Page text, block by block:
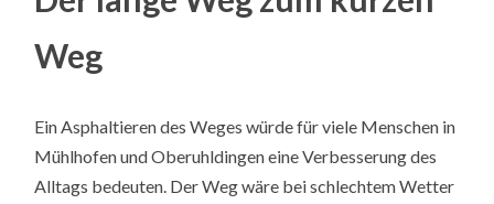
Weg
Ein Asphaltieren des Weges würde für viele Menschen in
Mühlhofen und Oberuhldingen eine Verbesserung des
Alltags bedeuten. Der Weg wäre bei schlechtem Wetter